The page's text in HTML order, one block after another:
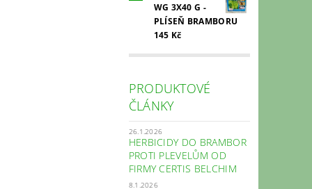
WG 3X40 G -
PLÍSEŇ BRAMBORU
145 Kč
PRODUKTOVÉ
ČLÁNKY
26.1.2026
HERBICIDY DO BRAMBOR
PROTI PLEVELŮM OD
FIRMY CERTIS BELCHIM
8.1.2026